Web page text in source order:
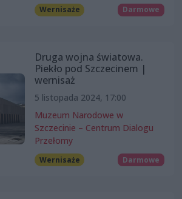
Wernisaże Darmowe
Druga wojna światowa.
Piekło pod Szczecinem |
wernisaż
5 listopada 2024, 17:00
Muzeum Narodowe w
Szczecinie – Centrum Dialogu
Przełomy
Wernisaże Darmowe